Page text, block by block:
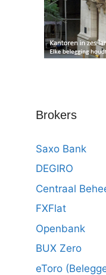
Brokers
Saxo Bank
DEGIRO
Centraal
FXFlat
Openbank
BUX Zero
eToro